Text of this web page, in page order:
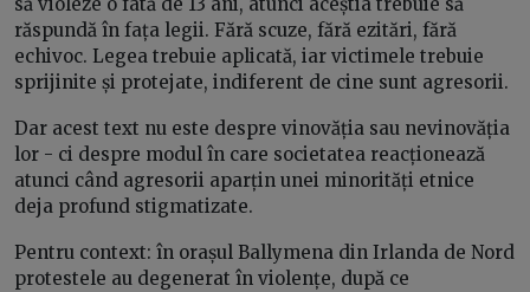
răspundă în fața legii. Fără scuze, fără ezitări, fără
echivoc. Legea trebuie aplicată, iar victimele trebuie
sprijinite și protejate, indiferent de cine sunt agresorii.
Dar acest text nu este despre vinovăția sau nevinovăția
lor - ci despre modul în care societatea reacționează
atunci când agresorii aparțin unei minorități etnice
deja profund stigmatizate.
Pentru context: în orașul Ballymena din Irlanda de Nord
protestele au degenerat în violențe, după ce